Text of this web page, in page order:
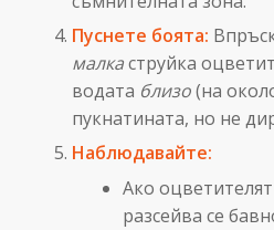
Пуснете боята:
малкаструйка
водата близо(на
пукнатината, но не
Наблюдавайте:
Ако
разсейва се